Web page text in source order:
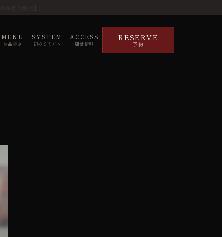
MENU
お品書き
SYSTEM
初めての方へ
ACCESS
店舗情報
RESERVE
予約